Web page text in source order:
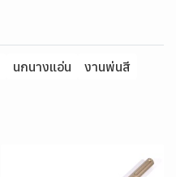
นกนางแอ่น
งานพ่นสี